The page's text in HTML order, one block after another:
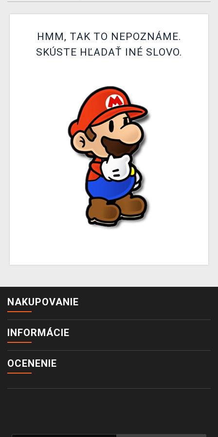
HMM, TAK TO NEPOZNÁME.
SKÚSTE HĽADAŤ INÉ SLOVO.
NAKUPOVANIE
INFORMÁCIE
OCENENIE